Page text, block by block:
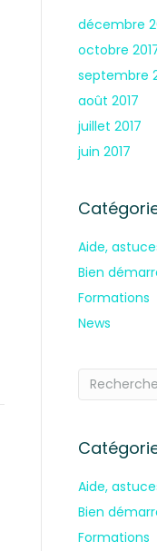
décembre
octobre
septembre
août 2017
juillet 2017
juin 2017
Aide,
Bien
Formations
News
Aide,
Bien
Formations